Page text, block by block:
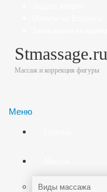
Stmassage.ru
Массаж и коррекция фигуры
Меню
Виды массажа